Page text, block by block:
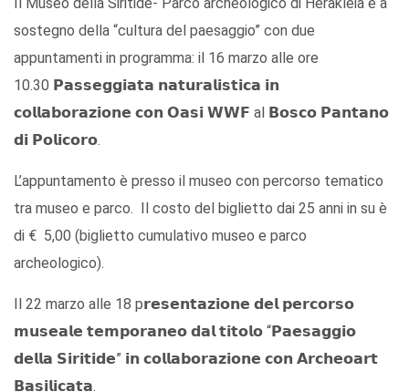
Il Museo della Siritide- Parco archeologico di Herakleia è a
sostegno della “cultura del paesaggio” con due
appuntamenti in programma: il 16 marzo alle ore
10.30 𝗣𝗮𝘀𝘀𝗲𝗴𝗴𝗶𝗮𝘁𝗮 𝗻𝗮𝘁𝘂𝗿𝗮𝗹𝗶𝘀𝘁𝗶𝗰𝗮 𝗶𝗻
𝗰𝗼𝗹𝗹𝗮𝗯𝗼𝗿𝗮𝘇𝗶𝗼𝗻𝗲 𝗰𝗼𝗻 𝗢𝗮𝘀𝗶 𝗪𝗪𝗙 al 𝗕𝗼𝘀𝗰𝗼 𝗣𝗮𝗻𝘁𝗮𝗻𝗼
𝗱𝗶 𝗣𝗼𝗹𝗶𝗰𝗼𝗿𝗼.
L’appuntamento è presso il museo con percorso tematico
tra museo e parco. Il costo del biglietto dai 25 anni in su è
di € 5,00 (biglietto cumulativo museo e parco
archeologico).
Il 22 marzo alle 18 p𝗿𝗲𝘀𝗲𝗻𝘁𝗮𝘇𝗶𝗼𝗻𝗲 𝗱𝗲𝗹 𝗽𝗲𝗿𝗰𝗼𝗿𝘀𝗼
𝗺𝘂𝘀𝗲𝗮𝗹𝗲 𝘁𝗲𝗺𝗽𝗼𝗿𝗮𝗻𝗲𝗼 𝗱𝗮𝗹 𝘁𝗶𝘁𝗼𝗹𝗼 “𝗣𝗮𝗲𝘀𝗮𝗴𝗴𝗶𝗼
𝗱𝗲𝗹𝗹𝗮 𝗦𝗶𝗿𝗶𝘁𝗶𝗱𝗲” 𝗶𝗻 𝗰𝗼𝗹𝗹𝗮𝗯𝗼𝗿𝗮𝘇𝗶𝗼𝗻𝗲 𝗰𝗼𝗻 𝗔𝗿𝗰𝗵𝗲𝗼𝗮𝗿𝘁
𝗕𝗮𝘀𝗶𝗹𝗶𝗰𝗮𝘁𝗮.